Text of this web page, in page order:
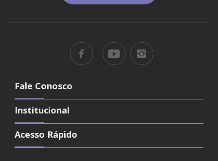
Fale Conosco
Institucional
Acesso Rápido